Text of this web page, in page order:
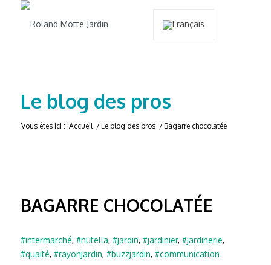
Le blog des pros
Vous êtes ici : Accueil / Le blog des pros / Bagarre chocolatée
BAGARRE CHOCOLATÉE
#intermarché, #nutella, #jardin, #jardinier, #jardinerie,
#quaité, #rayonjardin, #buzzjardin, #communication